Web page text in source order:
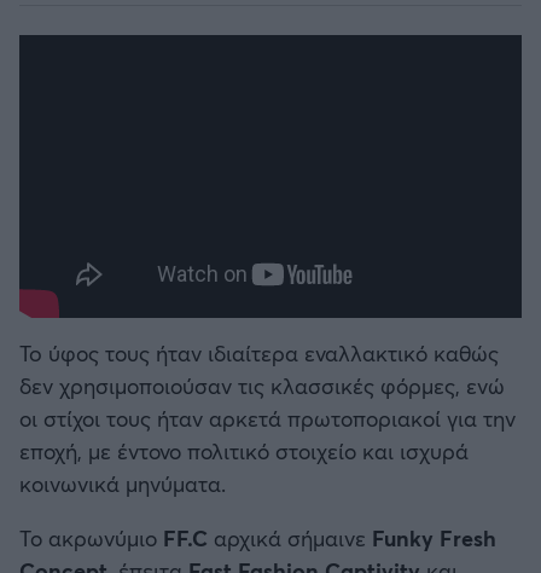
To ύφος τους ήταν ιδιαίτερα εναλλακτικό καθώς
δεν χρησιμοποιούσαν τις κλασσικές φόρμες, ενώ
οι στίχοι τους ήταν αρκετά πρωτοποριακοί για την
εποχή, με έντονο πολιτικό στοιχείο και ισχυρά
κοινωνικά μηνύματα.
Το ακρωνύμιο FF.C αρχικά σήμαινε Funky Fresh